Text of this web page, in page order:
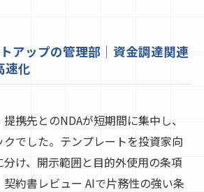
アップの管理部｜資金調達関連
速化
携先とのNDAが短期間に集中し、
でした。テンプレートを投資家向
け、開示範囲と目的外使用の条項
約書レビュー AIで片務性の強い条